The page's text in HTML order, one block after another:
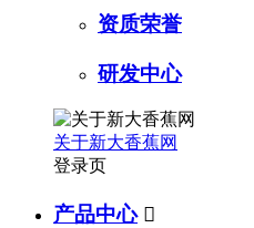
资质荣誉
研发中心
关于新大香蕉网
登录页
产品中心 